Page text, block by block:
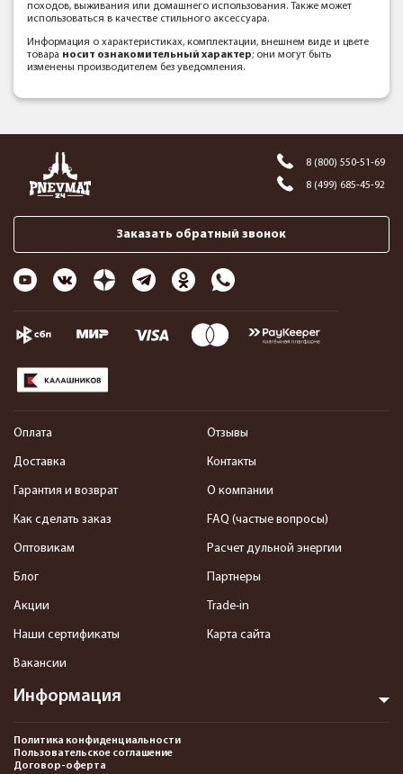
походов, выживания или домашнего использования. Также может
использоваться в качестве стильного аксессуара.
Информация о характеристиках, комплектации, внешнем виде и цвете
товара носит ознакомительный характер; они могут быть
изменены производителем без уведомления.
8 (800) 550-51-69
8 (499) 685-45-92
Заказать обратный звонок
Информация
Оплата
Доставка
Гарантия и возврат
Как сделать заказ
Оптовикам
Блог
Акции
Наши сертификаты
Вакансии
Отзывы
Контакты
О компании
FAQ (частые вопросы)
Расчет дульной энергии
Партнеры
Trade-in
Карта сайта
Политика конфиденциальности
Пользовательское соглашение
Договор-оферта